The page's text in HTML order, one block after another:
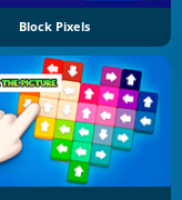
Block Pixels